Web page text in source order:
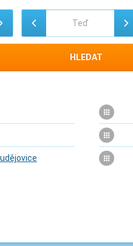
HLEDAT